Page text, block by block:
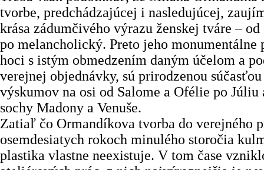
tvorbe, predchádzajúcej i nasledujúcej,
krása zádumčivého výrazu ženskej tváre –
po melancholický. Preto jeho monumentálne
hoci s istým obmedzením daným účelom a
verejnej objednávky, sú prirodzenou
výskumov na osi od Salome a Ofélie po Júliu
sochy Madony a Venuše.
Zatiaľ čo Ormandíkova tvorba do verejného
osemdesiatych rokoch minulého storočia
plastika vlastne neexistuje. V tom čase